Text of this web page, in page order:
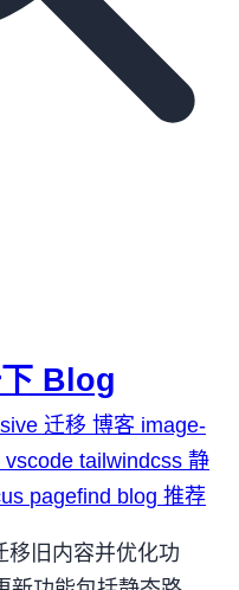
Blog
迁移 博客 image-
vscode tailwindcss 静
pagefind blog 推荐
移旧内容并优化功